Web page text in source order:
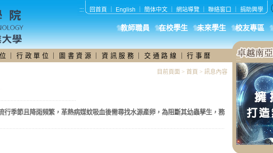
::: 回首頁 English 簡体中文 網站導覽 聯絡窗口 捐助興學
教師職員 在校學生 未來學生 校友專區
｜行 政 單 位 圖 書 資 源 ｜資 訊 服 務 交 通 路 線 ｜行 事 曆
目前頁面 > 首頁 > 訊息內容
行季節且降雨頻繁，革熱病媒蚊吸血後需尋找水源產卵，為阻斷其幼蟲孳生，務
:::